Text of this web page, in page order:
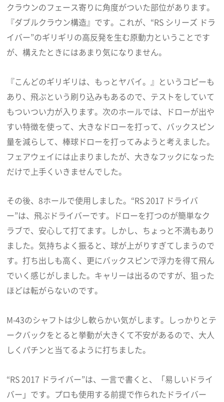
クラウンのフェース寄りに角度がついた部位があります。
『ダブルクラウン構造』です。これが、“RS シリーズ ドラ
イバー”のギリギリの高反発を生む原動力ということです
が、構えたときにはあまり気になりません。
『こんどのギリギリは、もっとヤバイ。』というコピーも
あり、飛ぶという刷り込みもあるので、テストをしていて
もついつい力が入ります。次のホールでは、ドローが出や
すい特徴を使って、大きなドローを打って、バックスピン
量を減らして、棒球ドローを打ってみようと考えました。
フェアウェイには止まりましたが、大きなフックになった
だけで上手くいきませんでした。
その後、8ホールで使用しました。“RS 2017 ドライバ
ー”は、飛ぶドライバーです。ドローを打つのが簡単なク
ラブで、安心して打てます。しかし、ちょっと不満もあり
ました。気持ちよく振ると、球が上がりすぎてしまうので
す。打ち出しも高く、更にバックスピンで浮力を得て飛ん
でいく感じがしました。キャリーは出るのですが、狙った
ほどは転がらないのです。
M-43のシャフトは少し軟らかい気がします。しっかりとテ
ークバックをとると挙動が大きくて不安があるので、大人
しくパチンと当てるように打ちました。
“RS 2017 ドライバー”は、一言で書くと、「易しいドライ
バー」です。プロも使用する前提で作られたドライバー